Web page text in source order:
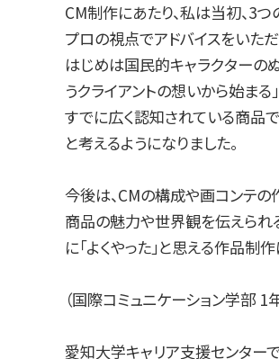
CM制作にあたり、私は当初、3
プロの視点でアドバイスをいた
はじめは国民的キャラクターの
うクライアントの想いから始まる
すでに広く認知されている商品
と考えるようになりました。
今後は、CMの構成や画コンテの
商品の魅力や世界観を伝えられ
に「よくやった」と思える作品制
（国際コミュニケーション学部
愛知大学キャリア支援センター